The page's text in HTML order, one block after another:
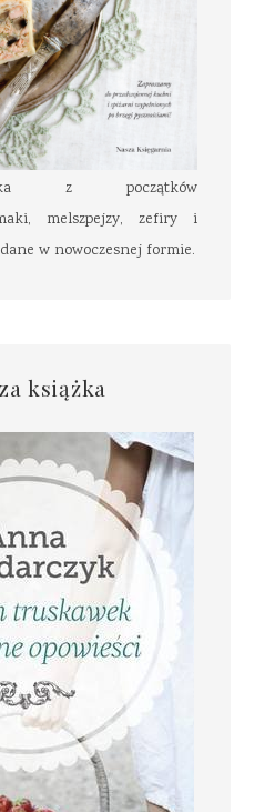
z początków
melszpejzy, zefiry i
w nowoczesnej formie.
książka